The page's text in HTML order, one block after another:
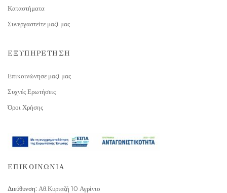
Καταστήματα
Συνεργαστείτε μαζί μας
ΕΞΥΠΗΡΕΤΗΣΗ
Επικοινώνησε μαζί μας
Συχνές Ερωτήσεις
Όροι Χρήσης
ΕΠΙΚΟΙΝΩΝΙΑ
Διεύθυνση: Αθ.Κυριαζή 10 Αγρίνιο